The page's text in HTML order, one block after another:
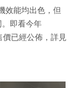
效能均出色，但
即看今年
已經公佈，詳見